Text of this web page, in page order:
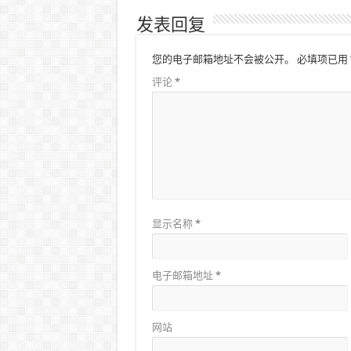
发表回复
您的电子邮箱地址不会被公开。 必填项已用
评论 *
显示名称 *
电子邮箱地址 *
网站